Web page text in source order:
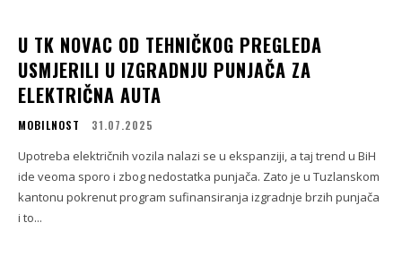
U TK NOVAC OD TEHNIČKOG PREGLEDA
USMJERILI U IZGRADNJU PUNJAČA ZA
ELEKTRIČNA AUTA
MOBILNOST 31.07.2025
Upotreba električnih vozila nalazi se u ekspanziji, a taj trend u BiH
ide veoma sporo i zbog nedostatka punjača. Zato je u Tuzlanskom
kantonu pokrenut program sufinansiranja izgradnje brzih punjača
i to...